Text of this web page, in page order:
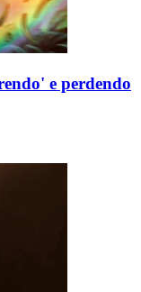
e perdendo